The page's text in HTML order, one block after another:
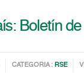
Boletín
CATEGORIA : RSE